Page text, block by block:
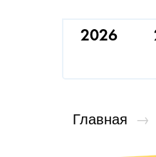
2026
Главная →